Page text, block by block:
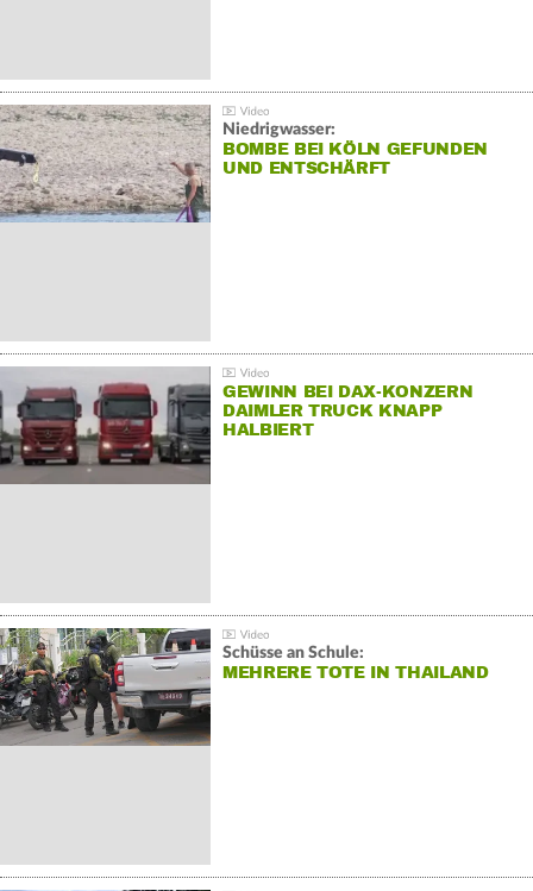
Niedrigwasser:
BOMBE BEI KÖLN GEFUNDEN
UND ENTSCHÄRFT
GEWINN BEI DAX-KONZERN
DAIMLER TRUCK KNAPP
HALBIERT
Schüsse an Schule:
MEHRERE TOTE IN THAILAND